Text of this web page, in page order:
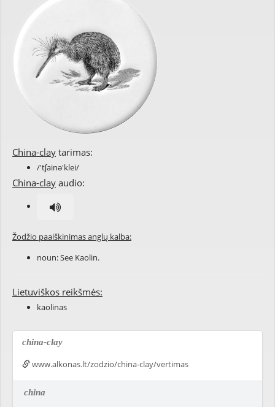
China-clay tarimas:
/'tʃainə'klei/
China-clay audio:
Žodžio paaiškinimas anglų kalba:
noun: See Kaolin.
Lietuviškos reikšmės:
kaolinas
china-clay
www.alkonas.lt/zodzio/china-clay/vertimas
china